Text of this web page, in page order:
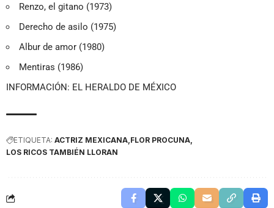
Renzo, el gitano (1973)
Derecho de asilo (1975)
Albur de amor (1980)
Mentiras (1986)
INFORMACIÓN: EL HERALDO DE MÉXICO
ETIQUETA: ACTRIZ MEXICANA FLOR PROCUNA
LOS RICOS TAMBIÉN LLORAN